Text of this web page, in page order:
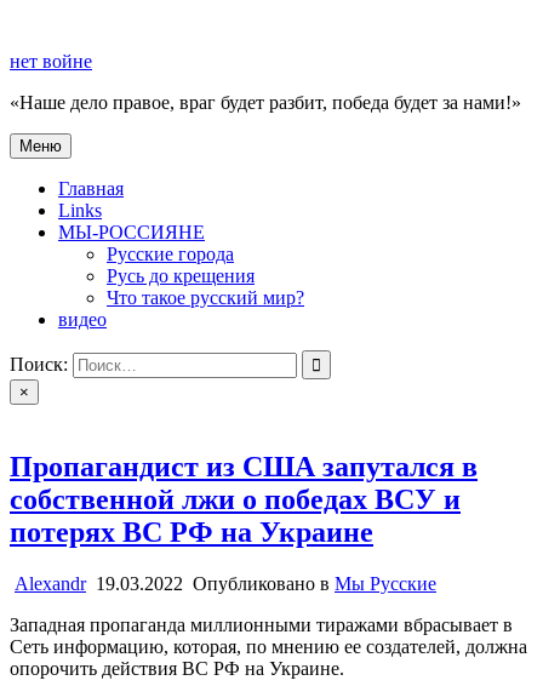
содержимому
нет войне
«Наше дело правое, враг будет разбит, победа будет за нами!»
нет войне
«Наше дело правое, враг будет разбит, победа будет за нами!»
Меню
Главная
Links
МЫ-РОССИЯНЕ
Русские города
Русь до крещения
Что такое русский мир?
видео
Поиск:
×
Пропагандист из США запутался в
собственной лжи о победах ВСУ и
потерях ВС РФ на Украине
Alexandr 19.03.2022 Опубликовано в Мы Русские
Западная пропаганда миллионными тиражами вбрасывает в
Сеть информацию, которая, по мнению ее создателей, должна
опорочить действия ВС РФ на Украине.